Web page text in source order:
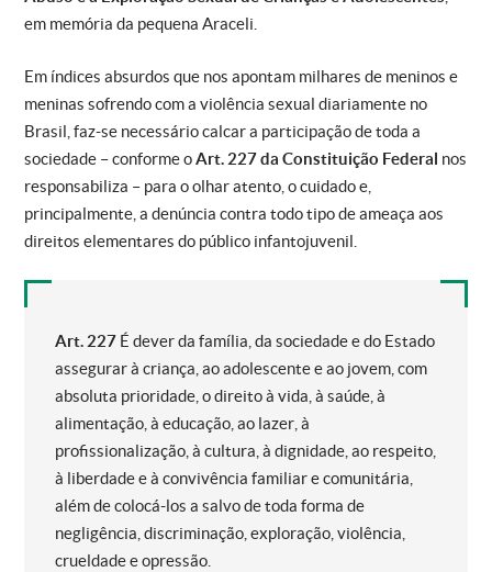
em memória da pequena Araceli.
Em índices absurdos que nos apontam milhares de meninos e
meninas sofrendo com a violência sexual diariamente no
Brasil, faz-se necessário calcar a participação de toda a
sociedade – conforme oArt. 227 da Constituição Federal nos
responsabiliza – para o olhar atento, o cuidado e,
principalmente, a denúncia contra todo tipo de ameaça aos
direitos elementares do público infantojuvenil.
Art. 227 É dever da família, da sociedade e do Estado
assegurar à criança, ao adolescente e ao jovem, com
absoluta prioridade, o direito à vida, à saúde, à
alimentação, à educação, ao lazer, à
profissionalização, à cultura, à dignidade, ao respeito,
à liberdade e à convivência familiar e comunitária,
além de colocá-los a salvo de toda forma de
negligência, discriminação, exploração, violência,
crueldade e opressão.